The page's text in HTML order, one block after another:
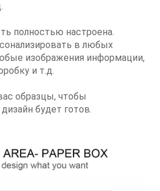
полностью настроена.
в любых
изображения информации,
и т.д.
образцы, чтобы
будет готов.